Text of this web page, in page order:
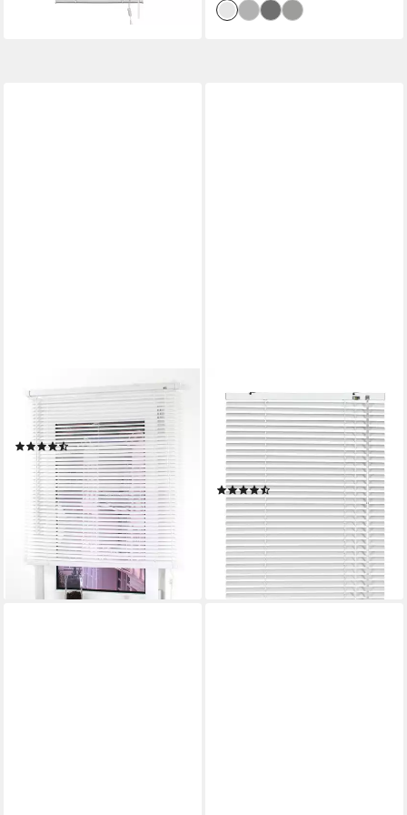
LIEDECO
Jalousie, mit Bohren,
freihängend, Kunststoff
(498)
ab 8,99 €
lieferbar - in 4-5 Werktagen bei dir
Jalousie Aluminium-Jalousie
25 mm, mit Bohren,
freihängend, Jalousiebänder
farblich passend
(260)
ab 17,85 € UVP20,49 €
-13%
lieferbar - in 4-5 Werktagen bei dir
+1